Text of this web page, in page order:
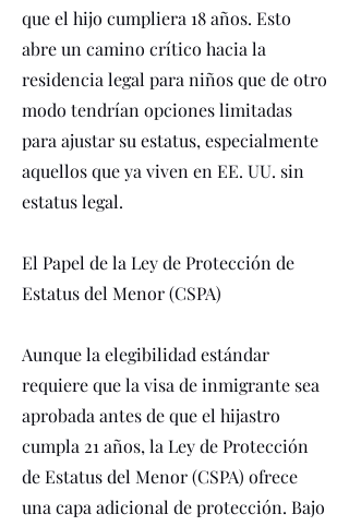
que el hijo cumpliera 18 años. Esto
abre un camino crítico hacia la
residencia legal para niños que de otro
modo tendrían opciones limitadas
para ajustar su estatus, especialmente
aquellos que ya viven en EE. UU. sin
estatus legal.
El Papel de la Ley de Protección de
Estatus del Menor (CSPA)
Aunque la elegibilidad estándar
requiere que la visa de inmigrante sea
aprobada antes de que el hijastro
cumpla 21 años, la Ley de Protección
de Estatus del Menor (CSPA) ofrece
una capa adicional de protección. Bajo